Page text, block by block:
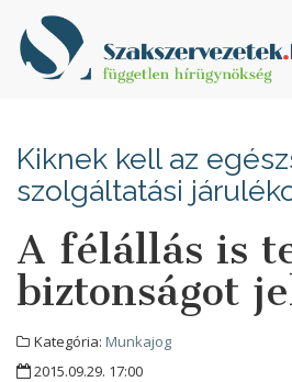
Kiknek kell az
szolgáltatási
A félállás is
biztonságot
Kategória: Munkajog
2015.09.29. 17:00